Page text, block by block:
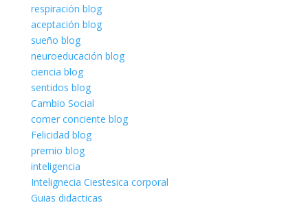
respiración blog
aceptación blog
sueño blog
neuroeducación blog
ciencia blog
sentidos blog
Cambio Social
comer conciente blog
Felicidad blog
premio blog
inteligencia
Intelignecia Ciestesica corporal
Guias didacticas